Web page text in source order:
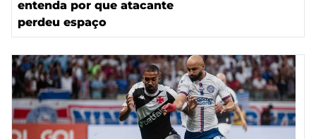
entenda por que atacante
perdeu espaço